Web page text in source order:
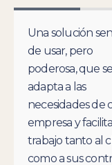
Una solución
de usar, pero
poderosa, que se
adapta a las
necesidades de
empresa y
trabajo tanto al
como a sus